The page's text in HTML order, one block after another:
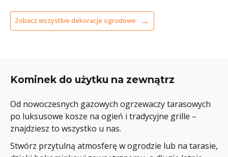
Zobacz wszystkie dekoracje ogrodowe
Kominek do użytku na zewnątrz
Od nowoczesnych gazowych ogrzewaczy tarasowych
po luksusowe kosze na ogień i tradycyjne grille –
znajdziesz to wszystko u nas.
Stwórz przytulną atmosferę w ogrodzie lub na tarasie,